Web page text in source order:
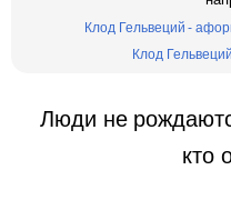
Клод Гельвеций -
Клод
Люди не
кто